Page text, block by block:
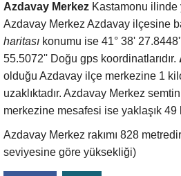
Azdavay Merkez Kastamonu ilinde
Azdavay Merkez Azdavay ilçesine
haritası konumu ise 41° 38'
55.5072'' Doğu gps koordinatlarıdır.
olduğu Azdavay ilçe merkezine 1
uzaklıktadır. Azdavay Merkez
merkezine mesafesi ise yaklaşık 49
Azdavay Merkez rakımı 828
seviyesine göre yüksekliği)